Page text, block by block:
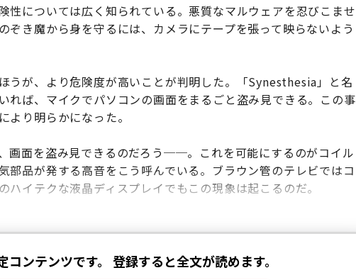
性については広く知られている。悪質なマルウェアを忍びこませ
ぞき魔から身を守るには、カメラにテープを張って映らないよう
うが、より危険度が高いことが判明した。「Synesthesia」と名
れば、マイクでパソコンの画面をまるごと盗み見できる。この事
より明らかになった。
画面を盗み見できるのだろう──。これを可能にするのがコイル
品が発する高音をこう呼んでいる。ブラウン管のテレビではコ
イテクな液晶ディスプレイでもこの現象は起こるのだ。